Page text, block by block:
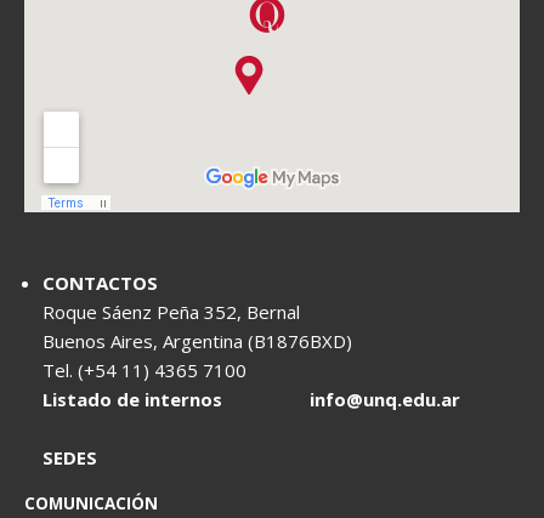
CONTACTOS
Roque Sáenz Peña 352, Bernal
Buenos Aires, Argentina (B1876BXD)
Tel. (+54 11) 4365 7100
Listado de internos
info@unq.edu.ar
SEDES
COMUNICACIÓN